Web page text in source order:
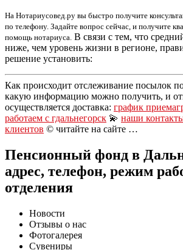
На Нотариусовед.ру вы быстро получите
по телефону. Задайте вопрос сейчас, и получите
помощь нотариуса. В связи с тем, что
ниже, чем уровень жизни в регионе,
решение установить:
Как происходит отслеживание посылок
какую информацию можно получить, и
осуществляется доставка: график
работаем с гдальнегорск 💫 наши
клиентов © читайте на сайте …
Пенсионный фонд в
адрес, телефон, режим
отделения
Новости
Отзывы о нас
Фотогалерея
Сувениры